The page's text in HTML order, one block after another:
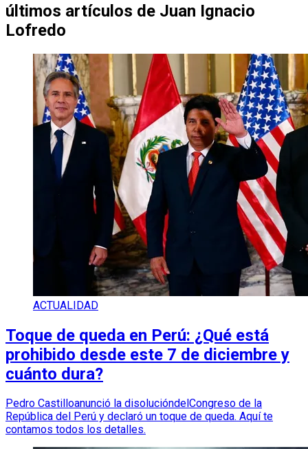
últimos artículos de Juan Ignacio
Lofredo
ACTUALIDAD
Toque de queda en Perú: ¿Qué está
prohibido desde este 7 de diciembre y
cuánto dura?
Pedro Castilloanunció la disolucióndelCongreso de la
República del Perú y declaró un toque de queda. Aquí te
contamos todos los detalles.